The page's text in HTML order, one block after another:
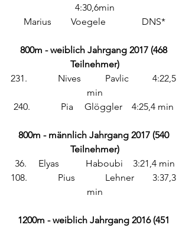
4:30,6min
Marius 	Voegele		DNS*
800m - weiblich Jahrgang 2017 (468
Teilnehmer)
231.		Nives 	Pavlic	4:22,5
min
240.		Pia 	Glöggler	4:25,4 min
800m - männlich Jahrgang 2017 (540
Teilnehmer)
36. 	Elyas 	Haboubi 	3:21,4 min
108.		Pius		Lehner	3:37,3
min
1200m - weiblich Jahrgang 2016 (451